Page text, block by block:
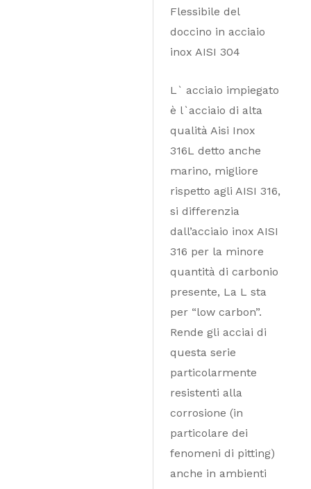
Flessibile del
doccino in acciaio
inox AISI 304
L` acciaio impiegato
è l`acciaio di alta
qualità Aisi Inox
316L detto anche
marino, migliore
rispetto agli AISI 316,
si differenzia
dall’acciaio inox AISI
316 per la minore
quantità di carbonio
presente, La L sta
per “low carbon”.
Rende gli acciai di
questa serie
particolarmente
resistenti alla
corrosione (in
particolare dei
fenomeni di pitting)
anche in ambienti